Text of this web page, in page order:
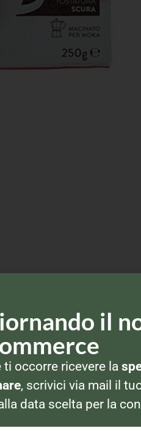
il
occorre ricevere la
, scrivici via mail il
data scelta per la